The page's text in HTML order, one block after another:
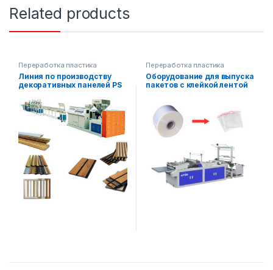
Related products
Переработка пластика
Линия по производству
декоративных панелей PS
Переработка пластика
Оборудование для выпуска
пакетов с клейкой лентой